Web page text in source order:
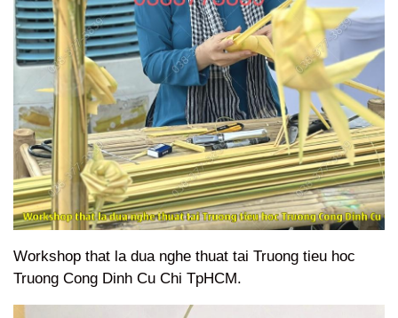
Workshop that la dua nghe thuat tai Truong tieu hoc
Truong Cong Dinh Cu Chi TpHCM.